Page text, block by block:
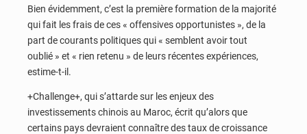
Bien évidemment, c’est la première formation de la majorité
qui fait les frais de ces « offensives opportunistes », de la
part de courants politiques qui « semblent avoir tout
oublié » et « rien retenu » de leurs récentes expériences,
estime-t-il.
+Challenge+, qui s’attarde sur les enjeux des
investissements chinois au Maroc, écrit qu’alors que
certains pays devraient connaître des taux de croissance